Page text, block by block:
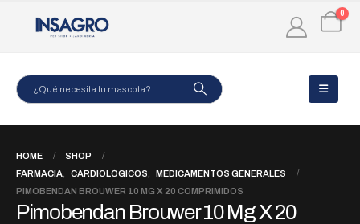
0
HOME
SHOP
FARMACIA
CARDIOLÓGICOS
MEDICAMENTOS GENERALES
PIMOBENDAN BROUWER 10 MG X 20 COMPRIMIDOS
Pimobendan Brouwer 10 Mg X 20